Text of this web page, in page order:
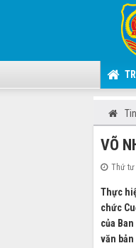
VÕ
Thứ tư
Thực
chức
của
văn bản